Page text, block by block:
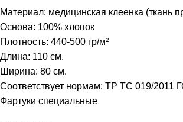
Материал: медицинская клеенка (ткань
Основа: 100% хлопок
Плотность: 440-500 гр/м²
Длина: 110 см.
Ширина: 80 см.
Соответствует нормам: ТР ТС 019/2011
Фартуки специальные